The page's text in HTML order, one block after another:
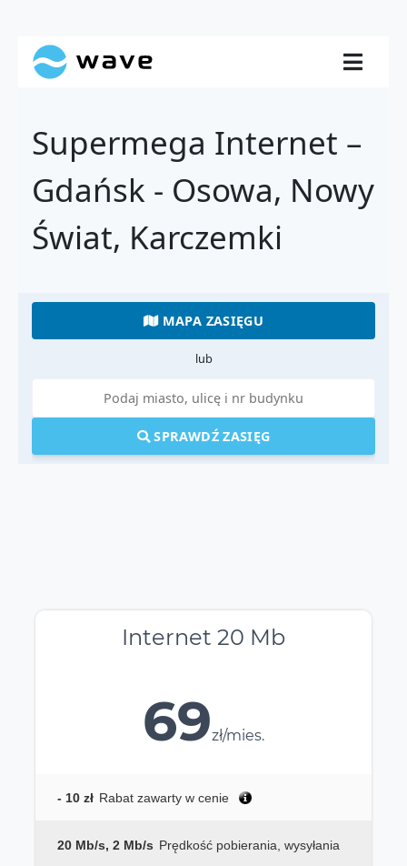
Supermega Internet –
Gdańsk - Osowa, Nowy
Świat, Karczemki
MAPA ZASIĘGU
lub
SPRAWDŹ ZASIĘG
Internet 20 Mb
69zł/mies.
- 10 zł Rabat zawarty w cenie
20 Mb/s, 2 Mb/s Prędkość pobierania, wysyłania